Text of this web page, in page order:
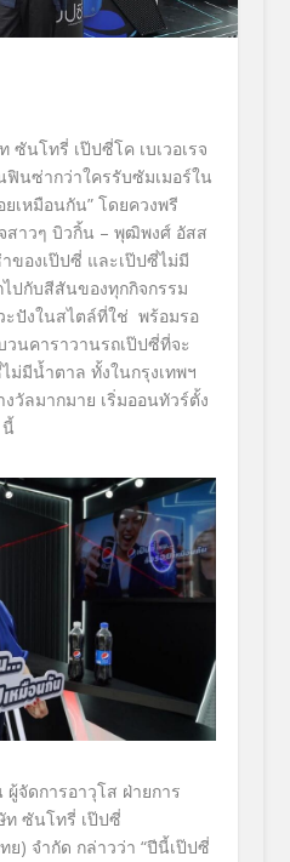
ซันโทรี่ เป๊ปซี่โค เบเวอเรจ
ฟินซ่ากว่าใครรับซัมเมอร์ใน
ยเหมือนกัน” โดยควงพรี
สาวๆ บิวกิ้น – พุฒิพงศ์ อัสส
ของเป๊ปซี่ และเป๊ปซี่ไม่มี
ปกับสีสันของทุกกิจกรรม
ปังในสไตล์ที่ใช่ พร้อมรอ
นคาราวานรถเป๊ปซี่ที่จะ
ม่มีน้ำตาล ทั้งในกรุงเทพฯ
วัลมากมาย เริ่มออนทัวร์ตั้ง
จัดการอาวุโส ฝ่ายการ
ท ซันโทรี่ เป๊ปซี่
ย) จำกัด กล่าวว่า “ปีนี้เป๊ปซี่